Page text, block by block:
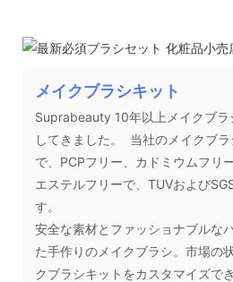
メイクブラシキット
Suprabeauty 10年以上メイクブラ
してきました。 当社のメイクブ
で、PCPフリー、カドミウムフリ
エステルフリーで、TUVおよび
す。
安全な素材とファッショナブルな
た手作りのメイクブラシ。市場の
クブラシキットをカスタマイズで